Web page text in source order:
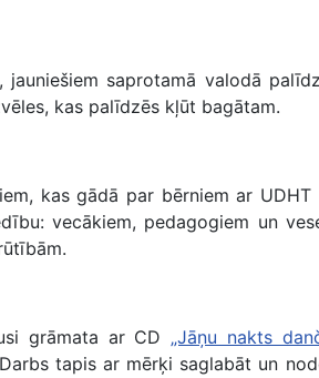
jauniešiem saprotamā valodā
kas palīdzēs kļūt bagātam.
kas gādā par bērniem ar
vecākiem, pedagogiem un
grāmata ar CD „Jāņu nakts
tapis ar mērķi saglabāt un